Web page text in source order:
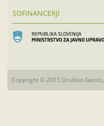
SOFINANCERJI
Copyright © 2013 Društvo